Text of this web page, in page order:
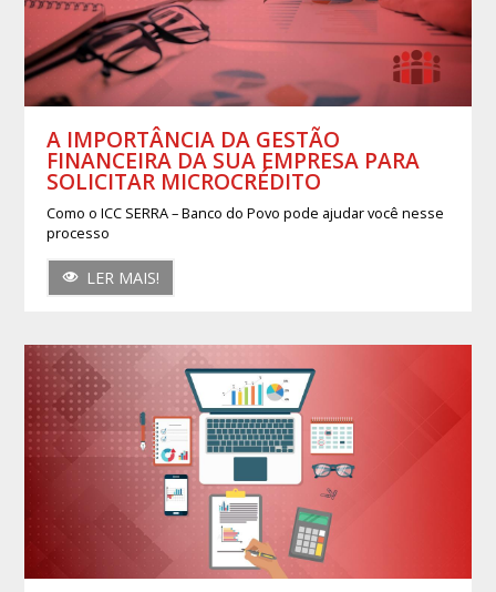
A IMPORTÂNCIA DA GESTÃO
FINANCEIRA DA SUA EMPRESA PARA
SOLICITAR MICROCRÉDITO
Como o ICC SERRA – Banco do Povo pode ajudar você nesse
processo
LER MAIS!